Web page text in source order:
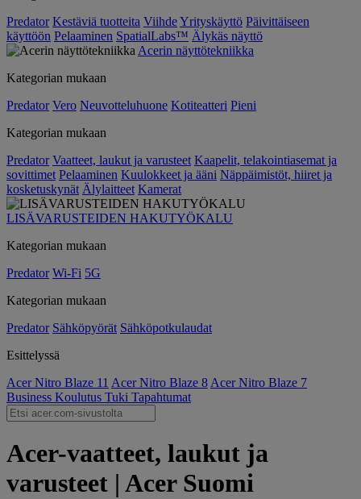
Predator Kestäviä tuotteita ViihdeYrityskäyttö Päivittäiseen
käyttöön Pelaaminen SpatialLabs™ Älykäs näyttö
Acerin näyttötekniikka
Kategorian mukaan
Predator Vero Neuvotteluhuone Kotiteatteri Pieni
Kategorian mukaan
Predator Vaatteet, laukut ja varusteet Kaapelit, telakointiasemat ja
sovittimet Pelaaminen Kuulokkeet ja ääni Näppäimistöt, hiiret ja
kosketuskynät Älylaitteet Kamerat
LISÄVARUSTEIDEN HAKUTYÖKALU
Kategorian mukaan
Predator Wi-Fi 5G
Kategorian mukaan
Predator Sähköpyörät Sähköpotkulaudat
Esittelyssä
Acer Nitro Blaze 11 Acer Nitro Blaze 8 Acer Nitro Blaze 7
Business Koulutus Tuki Tapahtumat
Acer-vaatteet, laukut ja
varusteet | Acer Suomi